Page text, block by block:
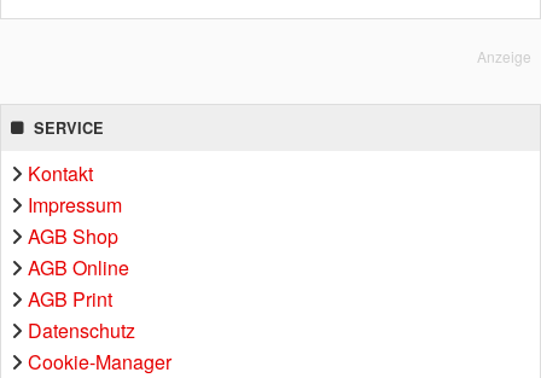
Anzeige
SERVICE
Kontakt
Impressum
AGB Shop
AGB Online
AGB Print
Datenschutz
Cookie-Manager